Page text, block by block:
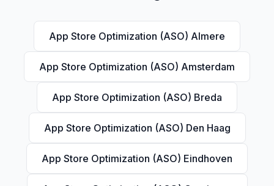
App Store Optimization (ASO) Almere
App Store Optimization (ASO) Amsterdam
App Store Optimization (ASO) Breda
App Store Optimization (ASO) Den Haag
App Store Optimization (ASO) Eindhoven